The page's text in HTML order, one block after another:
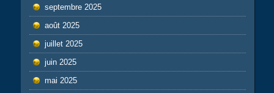
septembre 2025
août 2025
juillet 2025
juin 2025
mai 2025